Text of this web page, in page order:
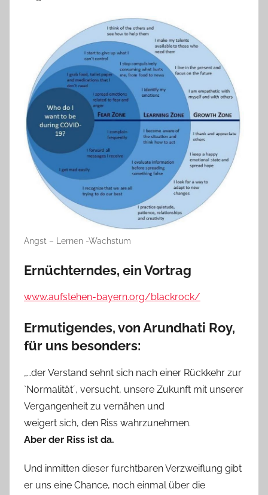
Angst – Lernen -Wachstum
Ernüchterndes, ein Vortrag
www.aufstehen-bayern.org/blackrock/
Ermutigendes, von Arundhati Roy,
für uns besonders:
„…der Verstand sehnt sich nach einer Rückkehr zur
`Normalität´, versucht, unsere Zukunft mit unserer
Vergangenheit zu vernähen und
weigert sich, den Riss wahrzunehmen.
Aber der Riss ist da.
Und inmitten dieser furchtbaren Verzweiflung gibt
er uns eine Chance, noch einmal über die